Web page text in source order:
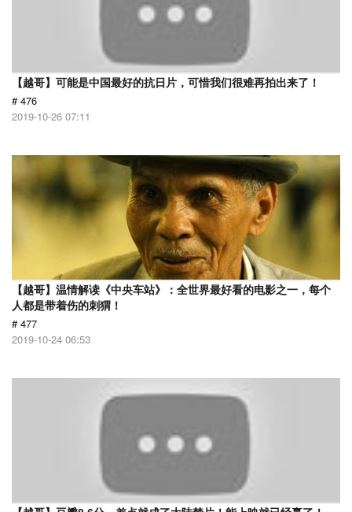
【越哥】可能是中国最好的抗日片，可惜我们很难再拍出来了！
# 476
2019-10-26 07:11
【越哥】温情解读《中央车站》：全世界最好看的电影之一，每个
人都是带着伤的刺猬！
# 477
2019-10-24 06:53